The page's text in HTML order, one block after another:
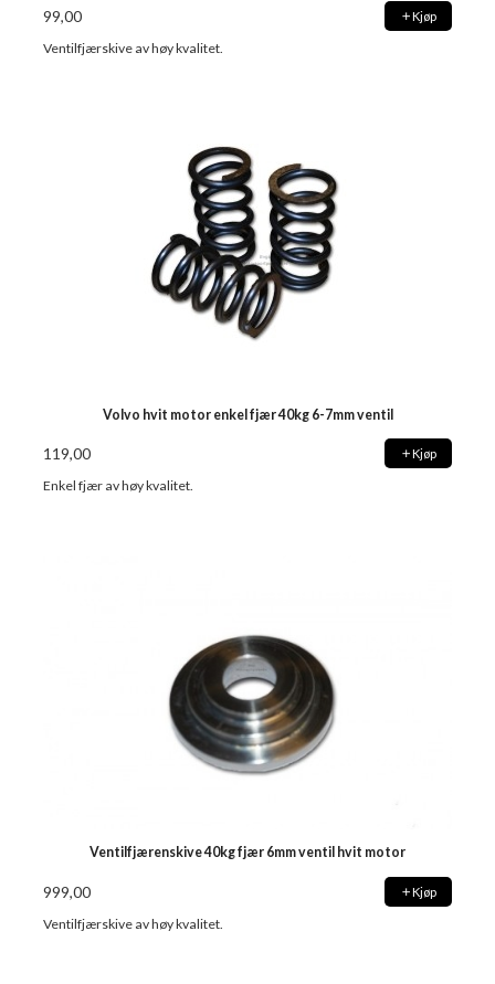
99,00 Kjøp
Ventilfjærskive av høy kvalitet.
Volvo hvit motor enkel fjær 40kg 6-7mm ventil
119,00 Kjøp
Enkel fjær av høy kvalitet.
Ventilfjærenskive 40kg fjær 6mm ventil hvit motor
999,00 Kjøp
Ventilfjærskive av høy kvalitet.